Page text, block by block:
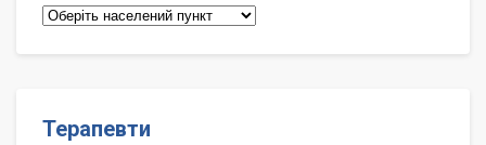
Сімейні
Терапевти